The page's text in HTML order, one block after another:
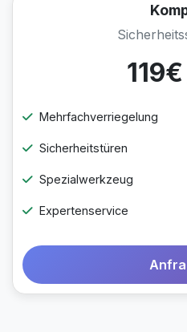
119€
Mehrfachverriegelung
Sicherheitstüren
Spezialwerkzeug
Expertenservice